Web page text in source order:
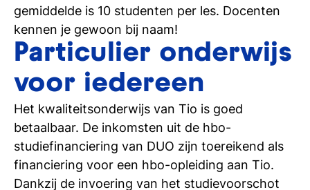
gemiddelde is 10 studenten per les. Docenten
kennen je gewoon bij naam!
Particulier onderwijs
voor iedereen
Het kwaliteitsonderwijs van Tio is goed
betaalbaar. De inkomsten uit de hbo-
studiefinanciering van DUO zijn toereikend als
financiering voor een hbo-opleiding aan Tio.
Dankzij de invoering van het studievoorschot